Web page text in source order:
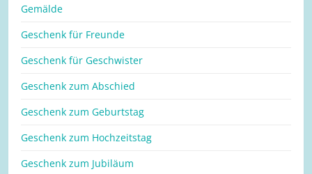
Gemälde
Geschenk für Freunde
Geschenk für Geschwister
Geschenk zum Abschied
Geschenk zum Geburtstag
Geschenk zum Hochzeitstag
Geschenk zum Jubiläum